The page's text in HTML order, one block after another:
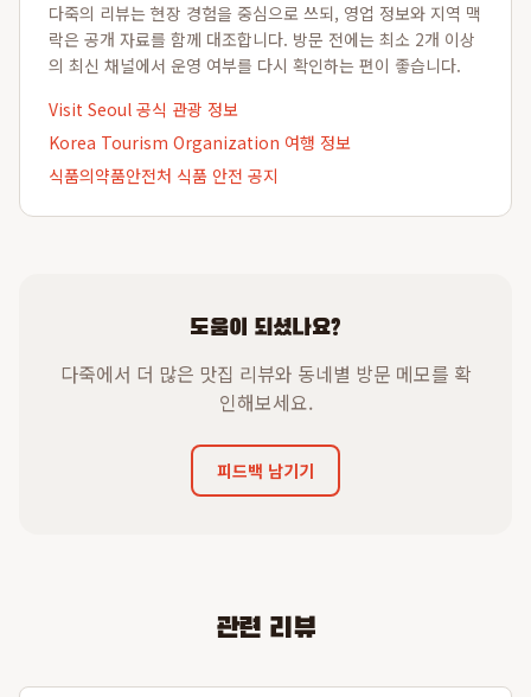
다죽의 리뷰는 현장 경험을 중심으로 쓰되, 영업 정보와 지역 맥
락은 공개 자료를 함께 대조합니다. 방문 전에는 최소 2개 이상
의 최신 채널에서 운영 여부를 다시 확인하는 편이 좋습니다.
Visit Seoul 공식 관광 정보
Korea Tourism Organization 여행 정보
식품의약품안전처 식품 안전 공지
도움이 되셨나요?
다죽에서 더 많은 맛집 리뷰와 동네별 방문 메모를 확
인해보세요.
피드백 남기기
관련 리뷰